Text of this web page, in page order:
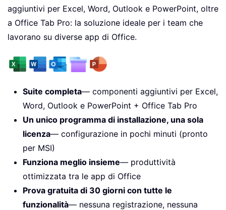
aggiuntivi per Excel, Word, Outlook e PowerPoint, oltre
a Office Tab Pro: la soluzione ideale per i team che
lavorano su diverse app di Office.
Suite completa— componenti aggiuntivi per Excel,
Word, Outlook e PowerPoint + Office Tab Pro
Un unico programma di installazione, una sola
licenza— configurazione in pochi minuti (pronto
per MSI)
Funziona meglio insieme— produttività
ottimizzata tra le app di Office
Prova gratuita di 30 giorni con tutte le
funzionalità— nessuna registrazione, nessuna